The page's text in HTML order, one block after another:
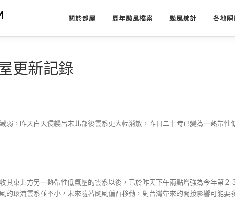
關於部屋 歷年颱風檔案 颱風統計 各地
更新記錄
弱，昨天白天侵襲呂宋北部後雲系更大幅消散，昨日二十時已變為一熱帶性
其東北方另一熱帶性低氣壓的雲系以後，已於昨天下午兩點增強為今年第２
的環流雲系並不小，未來隨著颱風偏西移動，對台灣帶來的間接影響可能要